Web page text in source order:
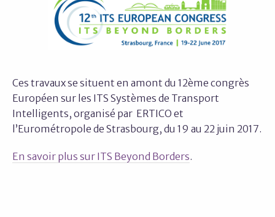
Ces travaux se situent en amont du 12ème congrès
Européen sur les ITS Systèmes de Transport
Intelligents, organisé par ERTICO et
l’Eurométropole de Strasbourg, du 19 au 22 juin 2017.
En savoir plus sur ITS Beyond Borders.